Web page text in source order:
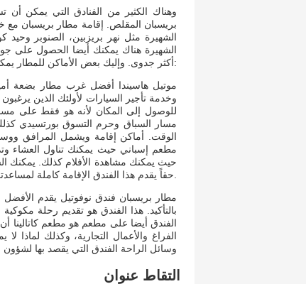
وهناك الكثير من الفنادق التي يمكن
بريسبان المقلص. إقامة مطار بريسبان
الشهيرة مثل نهر بريزبين، الصنوبر
الشهيرة هناك يمكنك أيضا الحصول على
أكثر جدوى. وإليك بعض الأماكن للمطار يمكنك أن تجد داخل محيط المطار:
موتيل هاسيندا أفضل غرب مطار بضعة
وخدمة تأجير السيارات لأولئك الذين
للوصول إلى المكان لأنه هو فقط على
الوقت. أماكن إقامة ويشمل المرافق
مطعم إسباني حيث يمكنك تناول العشاء
حيث يمكنك مشاهدة الأفلام كذلك. يمكنك
مطار بريسبان فندق نوفوتيل يقدم
بالتأكيد. هذا الفندق هو تقديم رحلة
الفندق أيضا على مطعم هو مطعم كاتالينا
الفراغ والأعمال التجارية، وكذلك
وسائل الراحة الفندق التي يقصد بها لشؤون
التقاط عنوان